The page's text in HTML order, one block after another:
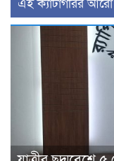
‍এই ক্যাটাগরির